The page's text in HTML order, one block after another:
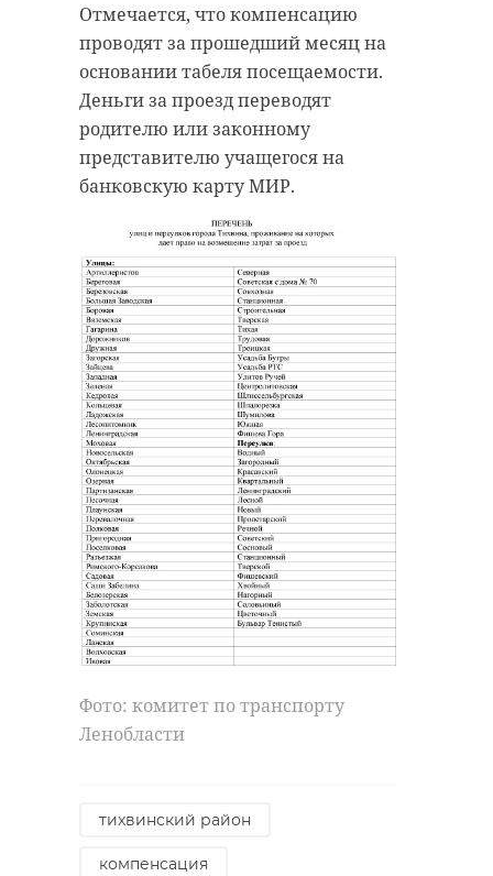
Отмечается, что компенсацию
проводят за прошедший месяц на
основании табеля посещаемости.
Деньги за проезд переводят
родителю или законному
представителю учащегося на
банковскую карту МИР.
Фото: комитет по транспорту
Ленобласти
тихвинский район
компенсация